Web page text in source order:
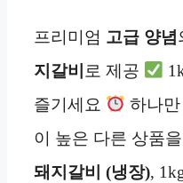
프리미엄 고급 양념
지갈비 로 제공
즐기세요
하나
이 높은 다른 상품
돼지갈비 (냉장),